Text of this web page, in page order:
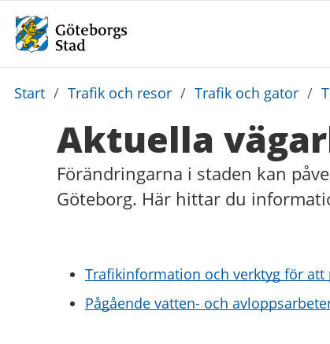
Du
Start / Trafik och resor / Trafik och gator /
Aktuella
Förändringarna i staden kan
Göteborg. Här hittar du
Trafikinformation och verktyg för
Pågående vatten- och